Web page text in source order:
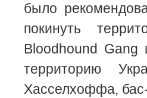
было
покинуть
Bloodhound Gang
территорию
Хасселхоффа, бас-